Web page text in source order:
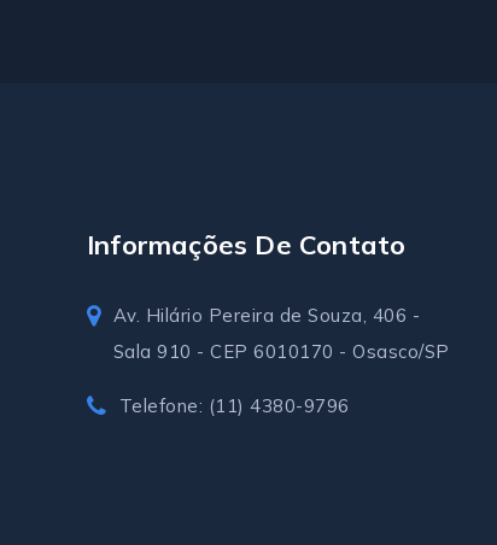
Informações De Contato
Av. Hilário Pereira de Souza, 406 -
Sala 910 - CEP 6010170 - Osasco/SP
Telefone: (11) 4380-9796